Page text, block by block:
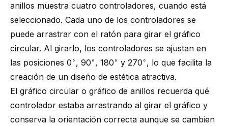
anillos muestra cuatro controladores, cuando está
seleccionado. Cada uno de los controladores se
puede arrastrar con el ratón para girar el gráfico
circular. Al girarlo, los controladores se ajustan en
las posiciones 0 ∘ , 90 ∘ , 180 ∘ y 270 ∘ , lo que facilita la
creación de un diseño de estética atractiva.
El gráfico circular o gráfico de anillos recuerda qué
controlador estaba arrastrando al girar el gráfico y
conserva la orientación correcta aunque se cambien